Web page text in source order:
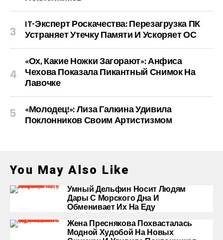
IT-Эксперт Роскачества: Перезагрузка ПК
Устраняет Утечку Памяти И Ускоряет ОС
«Ох, Какие Ножки Загорают»: Анфиса
Чехова Показала Пикантный Снимок На
Лавочке
«Молодец!»: Лиза Галкина Удивила
Поклонников Своим Артистизмом
You May Also Like
Умный Дельфин Носит Людям
Дары С Морского Дна И
Обменивает Их На Еду
Жена Преснякова Похвасталась
Модной Худобой На Новых